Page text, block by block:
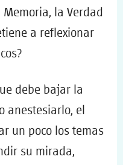
la Verdad
a reflexionar
debe bajar la
anestesiarlo, el
un poco los temas
su mirada,